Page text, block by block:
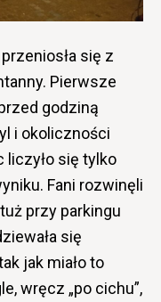
się z
Pierwsze
godziną
i okoliczności
liczyło się tylko
Fani rozwinęli
przy parkingu
się
jak miało to
wręcz „po cichu”,